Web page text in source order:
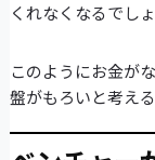
くれなくなるでしょ
このようにお金が
盤がもろいと考え